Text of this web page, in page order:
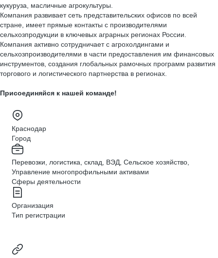
кукуруза, масличные агрокультуры.
Компания развивает сеть представительских офисов по всей
стране, имеет прямые контакты с производителями
сельхозпродукции в ключевых аграрных регионах России.
Компания активно сотрудничает с агрохолдингами и
сельхозпроизводителями в части предоставления им финансовых
инструментов, создания глобальных рамочных программ развития
торгового и логистического партнерства в регионах.
Присоединяйся к нашей команде!
Краснодар
Город
Перевозки, логистика, склад, ВЭД, Сельское хозяйство,
Управление многопрофильными активами
Сферы деятельности
Организация
Тип регистрации